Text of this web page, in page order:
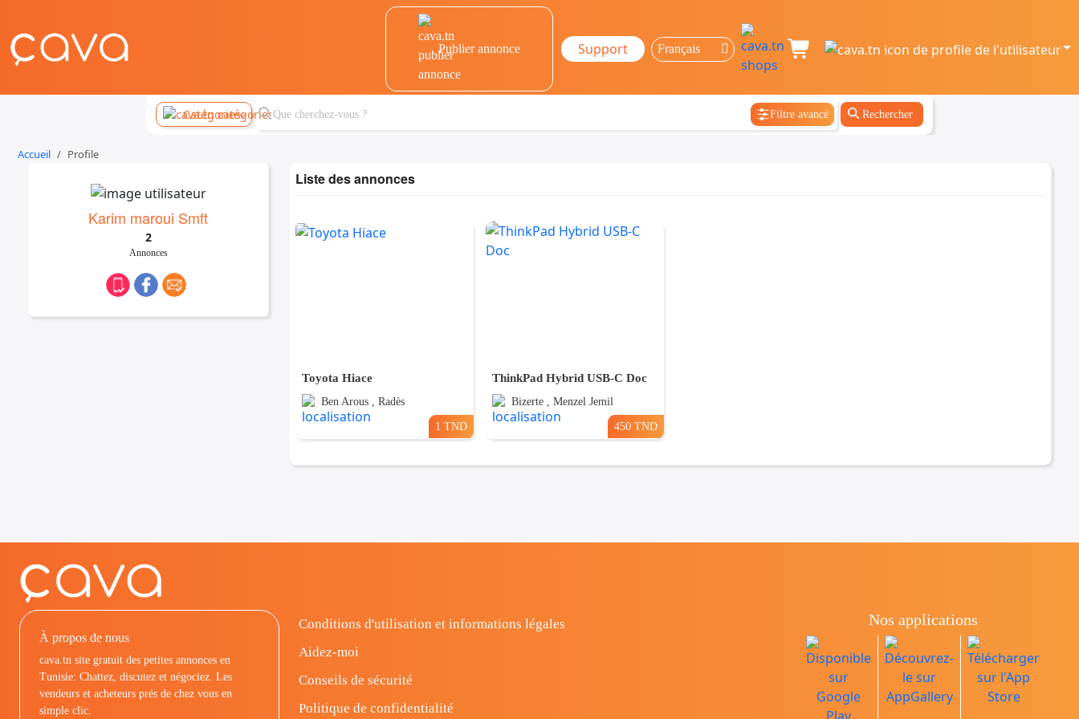
Publier annonce Support
Catégories Filtre avancé Rechercher
Accueil Profile
Karim maroui Smft
2
Annonces
Liste des annonces
Toyota Hiace
Ben Arous , Radès
1 TND
ThinkPad Hybrid USB-C Doc
Bizerte , Menzel Jemil
450 TND
À propos de nous
cava.tn site gratuit des petites annonces en
Tunisie: Chattez, discutez et négociez. Les
vendeurs et acheteurs prés de chez vous en
simple clic.
Conditions d'utilisation et informations légales
Aidez-moi
Conseils de sécurité
Politique de confidentialité
Nos applications